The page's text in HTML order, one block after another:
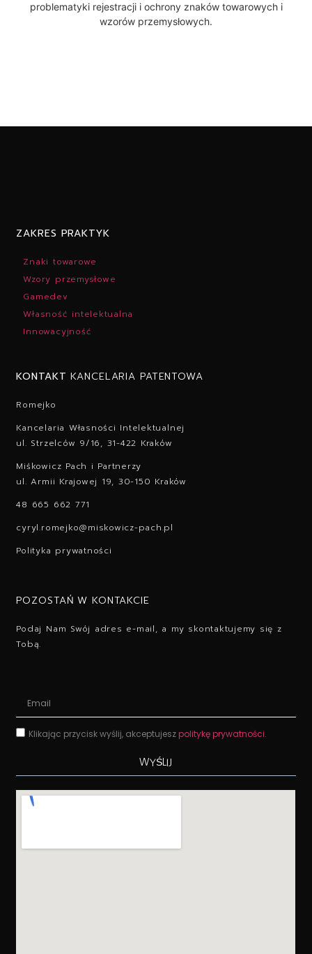
problematyki rejestracji i ochrony znaków towarowych i
wzorów przemysłowych.
ZAKRES PRAKTYK
Znaki towarowe
Wzory przemysłowe
Gamedev
Własność intelektualna
Innowacyjność
KONTAKT KANCELARIA PATENTOWA
Romejko
Kancelaria Własności Intelektualnej
ul. Strzelców 9/16, 31-422 Kraków
Miśkowicz Pach i Partnerzy
ul. Armii Krajowej 19, 30-150 Kraków
48 665 662 771
cyryl.romejko@miskowicz-pach.pl
Polityka prywatności
POZOSTAŃ W KONTAKCIE
Podaj Nam Swój adres e-mail, a my skontaktujemy się z
Tobą.
Klikając przycisk wyślij, akceptujeszpolitykę prywatności.
WYŚLIJ